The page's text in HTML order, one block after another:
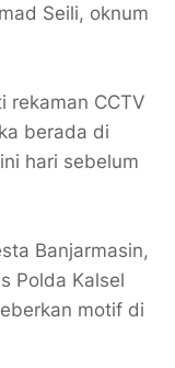
Seili, oknum
rekaman CCTV
berada di
hari sebelum
Banjarmasin,
Polda Kalsel
motif di